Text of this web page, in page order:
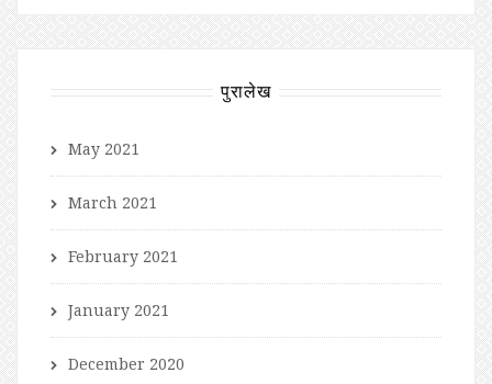
पुरालेख
May 2021
March 2021
February 2021
January 2021
December 2020